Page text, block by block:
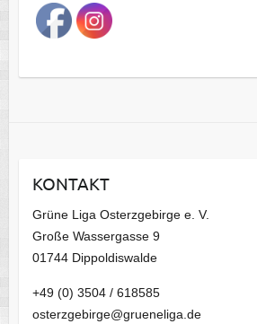
a
g
a
v
KONTAKT
Grüne Liga Osterzgebirge e. V.
Große Wassergasse 9
01744 Dippoldiswalde
+49 (0) 3504 / 618585
osterzgebirge@grueneliga.de